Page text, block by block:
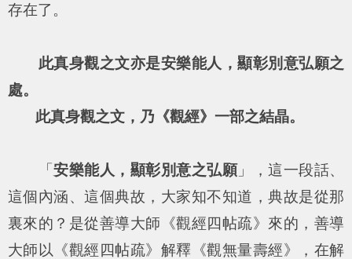
存在了。
此真身觀之文亦是安樂能人，顯彰別意弘願之
處。
此真身觀之文，乃《觀經》一部之結晶。
「 安樂能人，顯彰別意之弘願」，這一段話、
這個內涵、這個典故，大家知不知道，典故是從那
裏來的？是從善導大師《觀經四帖疏》來的，善導
大師以《觀經四帖疏》解釋《觀無量壽經》，在解